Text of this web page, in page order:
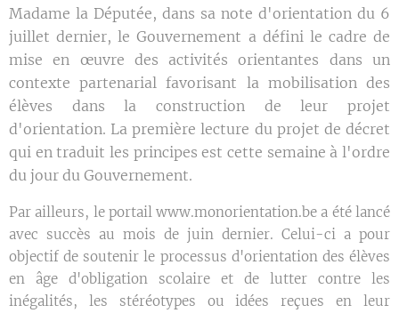
Madame la Députée, dans sa note d'orientation du 6
juillet dernier, le Gouvernement a défini le cadre de
mise en œuvre des activités orientantes dans un
contexte partenarial favorisant la mobilisation des
élèves dans la construction de leur projet
d'orientation. La première lecture du projet de décret
qui en traduit les principes est cette semaine à l'ordre
du jour du Gouvernement.
Par ailleurs, le portail www.monorientation.be a été lancé
avec succès au mois de juin dernier. Celui-ci a pour
objectif de soutenir le processus d'orientation des élèves
en âge d'obligation scolaire et de lutter contre les
inégalités, les stéréotypes ou idées reçues en leur